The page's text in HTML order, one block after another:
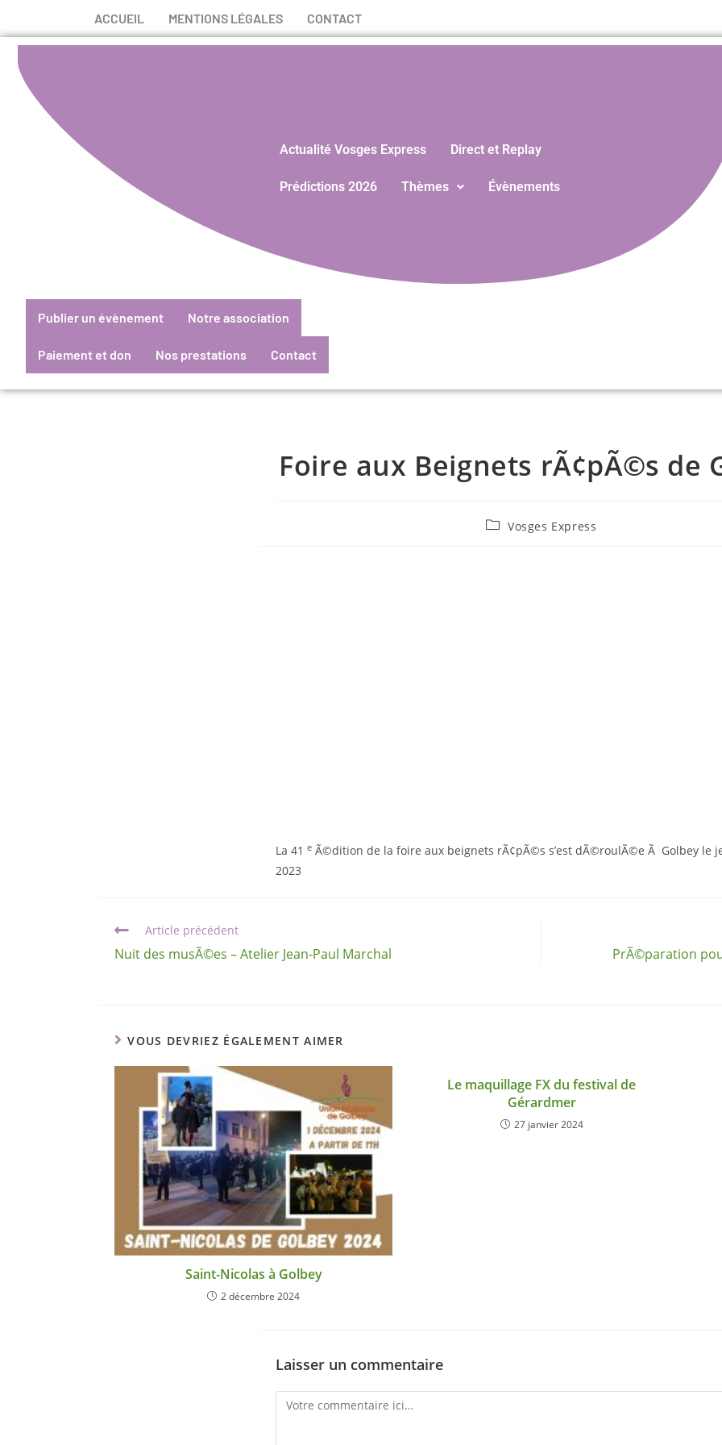
ACCUEIL MENTIONS LÉGALES CONTACT
Actualité Vosges Express Direct et Replay
Prédictions 2026 Thèmes Évènements
Publier un évènement Notre association
Paiement et don Nos prestations Contact
Foire aux Beignets rÃ¢pÃ©s de
Vosges Express
La 41 e Ã©dition de la foire aux beignets rÃ¢pÃ©s s’est dÃ©roulÃ©e Ã Golbey le
2023
Article précédent
Nuit des musÃ©es – Atelier Jean-Paul Marchal
PrÃ©paration
VOUS DEVRIEZ ÉGALEMENT AIMER
Saint-Nicolas à Golbey
2 décembre 2024
Le maquillage FX du festival de
Gérardmer
27 janvier 2024
Laisser un commentaire